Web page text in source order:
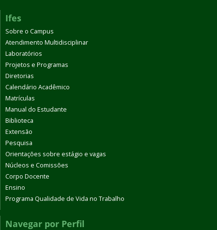
Ifes
Sobre o Campus
Atendimento Multidisciplinar
Laboratórios
Projetos e Programas
Diretorias
Calendário Acadêmico
Matrículas
Manual do Estudante
Biblioteca
Extensão
Pesquisa
Orientações sobre estágio e vagas
Núcleos e Comissões
Corpo Docente
Ensino
Programa Qualidade de Vida no Trabalho
Navegar por Perfil